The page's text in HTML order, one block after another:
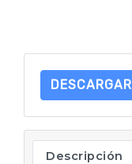
DESCARGAR
Descripción